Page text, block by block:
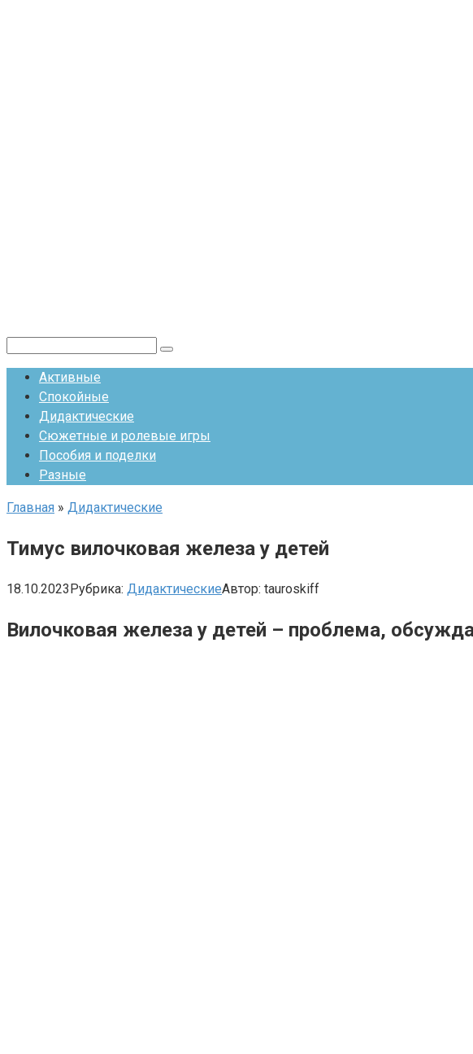
Активные
Спокойные
Дидактические
Сюжетные и ролевые игры
Пособия и поделки
Разные
Главная » Дидактические
Тимус вилочковая железа у детей
18.10.2023Рубрика: ДидактическиеАвтор: tauroskiff
Вилочковая железа у детей – проблема,